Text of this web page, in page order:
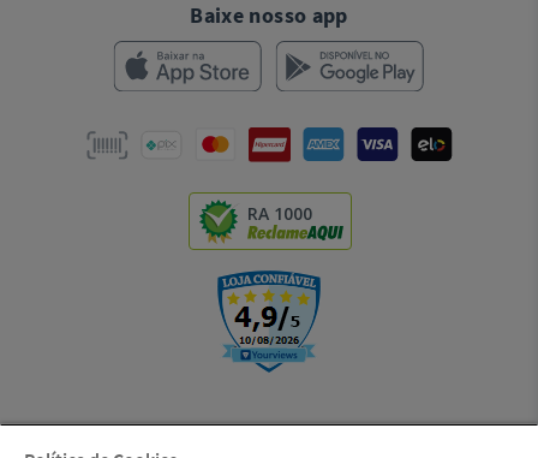
Baixe nosso app
RA 1000